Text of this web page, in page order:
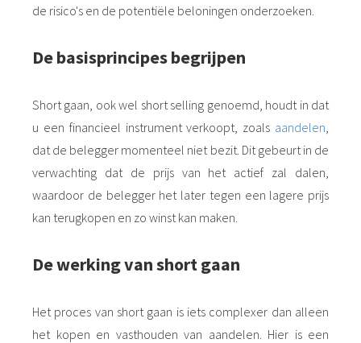
de risico's en de potentiële beloningen onderzoeken.
De basisprincipes begrijpen
Short gaan, ook wel short selling genoemd, houdt in dat
u een financieel instrument verkoopt, zoals aandelen
dat de belegger momenteel niet bezit. Dit gebeurt in de
verwachting dat de prijs van het actief zal dalen,
waardoor de belegger het later tegen een lagere prijs
kan terugkopen en zo winst kan maken.
De werking van short gaan
Het proces van short gaan is iets complexer dan alleen
het kopen en vasthouden van aandelen. Hier is een